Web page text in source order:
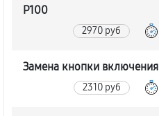
P100
2970 руб
Замена кнопки включения
2310 руб